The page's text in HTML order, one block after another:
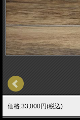
価格:33,000円(税込)